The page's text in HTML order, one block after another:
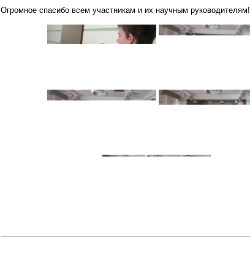
Огромное спасибо всем участникам и их научным руководителям!